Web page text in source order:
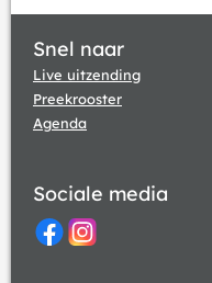
Snel naar
Live uitzending
Preekrooster
Agenda
Sociale media